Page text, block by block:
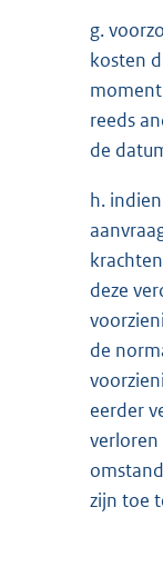
g.
kosten
reeds
de
h.
deze
de
eerder
verloren
zijn toe